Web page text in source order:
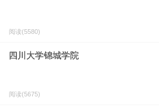
阅读(5580)
四川大学锦城学院
阅读(5675)